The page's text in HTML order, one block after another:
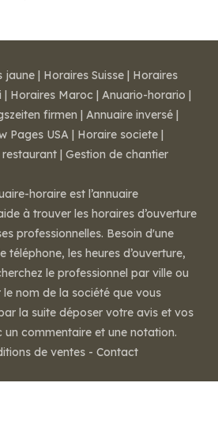
jaune | Horaires Suisse | Horaires
| Horaires Maroc | Anuario-horario |
firmen | Annuaire inversé |
Pages USA | Horaire societe |
restaurant | Gestion de chantier
horaire est l’annuaire
à trouver les horaires d’ouverture
professionnelles. Besoin d'une
téléphone, les heures d’ouverture,
le professionnel par ville ou
nom de la société que vous
la suite déposer votre avis et vos
commentaire et une notation.
de ventes - Contact